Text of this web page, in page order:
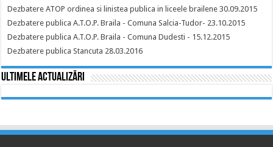
Dezbatere ATOP ordinea si linistea publica in liceele brailene 30.09.2015
Dezbatere publica A.T.O.P. Braila - Comuna Salcia-Tudor- 23.10.2015
Dezbatere publica A.T.O.P. Braila - Comuna Dudesti - 15.12.2015
Dezbatere publica Stancuta 28.03.2016
Ultimele actualizări